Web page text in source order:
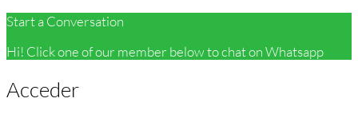
Start a Conversation
Hi! Click one of our member below to chat on Whatsapp
Acceder